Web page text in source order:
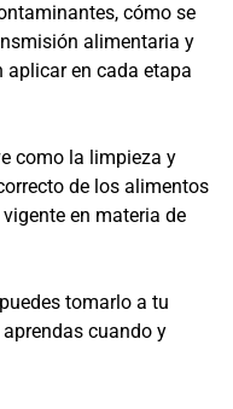
cómo se
alimentaria y
aplicar en cada etapa
como la limpieza y
de los alimentos
en materia de
tomarlo a tu
cuando y